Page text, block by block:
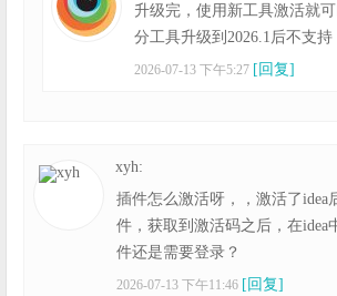
升级完，使用新工具激活就
分工具升级到2026.1后不支持
2026-07-13 下午5:27 [回复]
xyh:
插件怎么激活呀，，激活了idea
件，获取到激活码之后，在idea
件还是需要登录？
2026-07-13 下午11:46 [回复]